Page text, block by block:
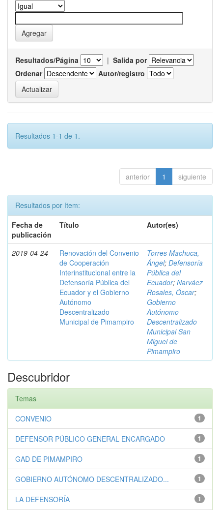
Resultados/Página | Salida por
Ordenar
Autor/registro
Resultados 1-1 de 1.
anterior 1 siguiente
Resultados por ítem:
Fecha de
publicación
Título Autor(es)
2019-04-24
Renovación del Convenio
de Cooperación
Interinstitucional entre la
Defensoría Pública del
Ecuador y el Gobierno
Autónomo
Descentralizado
Municipal de Pimampiro
Torres Machuca,
Ángel; Defensoría
Pública del
Ecuador; Narváez
Rosales, Óscar;
Gobierno
Autónomo
Descentralizado
Municipal San
Miguel de
Pimampiro
Descubridor
Temas
1
CONVENIO
1
DEFENSOR PÚBLICO GENERAL ENCARGADO
1
GAD DE PIMAMPIRO
1
GOBIERNO AUTÓNOMO DESCENTRALIZADO...
1
LA DEFENSORÍA